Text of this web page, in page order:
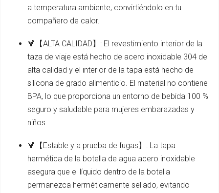
a temperatura ambiente, convirtiéndolo en tu
compañero de calor.
🍹【ALTA CALIDAD】: El revestimiento interior de la
taza de viaje está hecho de acero inoxidable 304 de
alta calidad y el interior de la tapa está hecho de
silicona de grado alimenticio. El material no contiene
BPA, lo que proporciona un entorno de bebida 100 %
seguro y saludable para mujeres embarazadas y
niños.
🍹【Estable y a prueba de fugas】: La tapa
hermética de la botella de agua acero inoxidable
asegura que el líquido dentro de la botella
permanezca herméticamente sellado, evitando